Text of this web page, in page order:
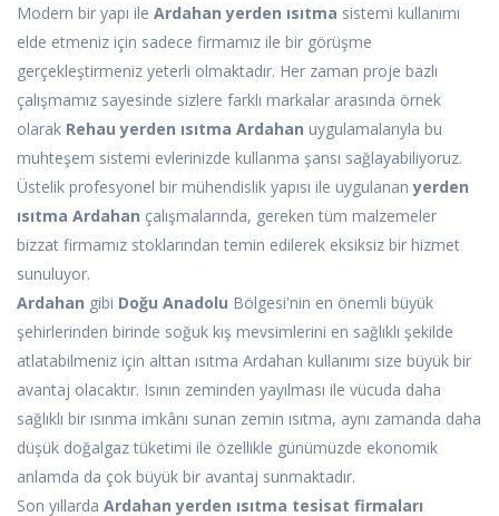
Modern bir yapı ile Ardahan yerden ısıtma sistemi kullanımı
elde etmeniz için sadece firmamız ile bir görüşme
gerçekleştirmeniz yeterli olmaktadır. Her zaman proje bazlı
çalışmamız sayesinde sizlere farklı markalar arasında örnek
olarak Rehau yerden ısıtma Ardahan uygulamalarıyla bu
muhteşem sistemi evlerinizde kullanma şansı sağlayabiliyoruz.
Üstelik profesyonel bir mühendislik yapısı ile uygulananyerden
ısıtma Ardahan çalışmalarında, gereken tüm malzemeler
bizzat firmamız stoklarından temin edilerek eksiksiz bir hizmet
sunuluyor.
Ardahan gibi Doğu Anadolu Bölgesi'nin en önemli büyük
şehirlerinden birinde soğuk kış mevsimlerini en sağlıklı şekilde
atlatabilmeniz için alttan ısıtma Ardahan kullanımı size büyük bir
avantaj olacaktır. Isının zeminden yayılması ile vücuda daha
sağlıklı bir ısınma imkânı sunan zemin ısıtma, aynı zamanda daha
düşük doğalgaz tüketimi ile özellikle günümüzde ekonomik
anlamda da çok büyük bir avantaj sunmaktadır.
Son yıllarda Ardahan yerden ısıtma tesisat firmaları